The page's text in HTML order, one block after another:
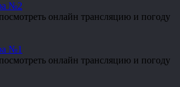
№2
онлайн трансляцию и погоду
№1
онлайн трансляцию и погоду